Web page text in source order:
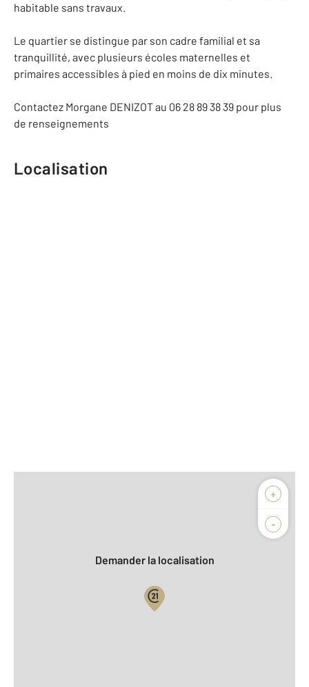
habitable sans travaux.
Le quartier se distingue par son cadre familial et sa
tranquillité, avec plusieurs écoles maternelles et
primaires accessibles à pied en moins de dix minutes.
Contactez Morgane DENIZOT au 06 28 89 38 39 pour plus
de renseignements
Localisation
+
-
Biens vendus
Demander la localisation